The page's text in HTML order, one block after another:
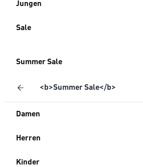
Jungen
Sale
Summer Sale
<b>Summer Sale</b>
Damen
Herren
Kinder